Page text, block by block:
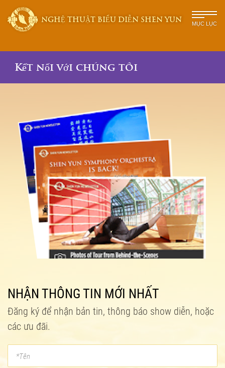
NGHỆ THUẬT BIỂU DIỄN SHEN YUN MỤC LỤC
Kết nối với chúng tôi
NHẬN THÔNG TIN MỚI NHẤT
Đăng ký để nhận bản tin, thông báo show diễn, hoặc
các ưu đãi.